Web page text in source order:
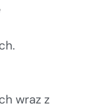
wraz z